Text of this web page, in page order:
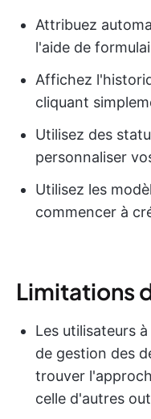
Attribuez
l'aide de
Affichez
cliquant
Utilisez des
personnaliser
Utilisez les
commencer à
Limitations
Les utilisateurs
de gestion des
trouver
celle d'autres